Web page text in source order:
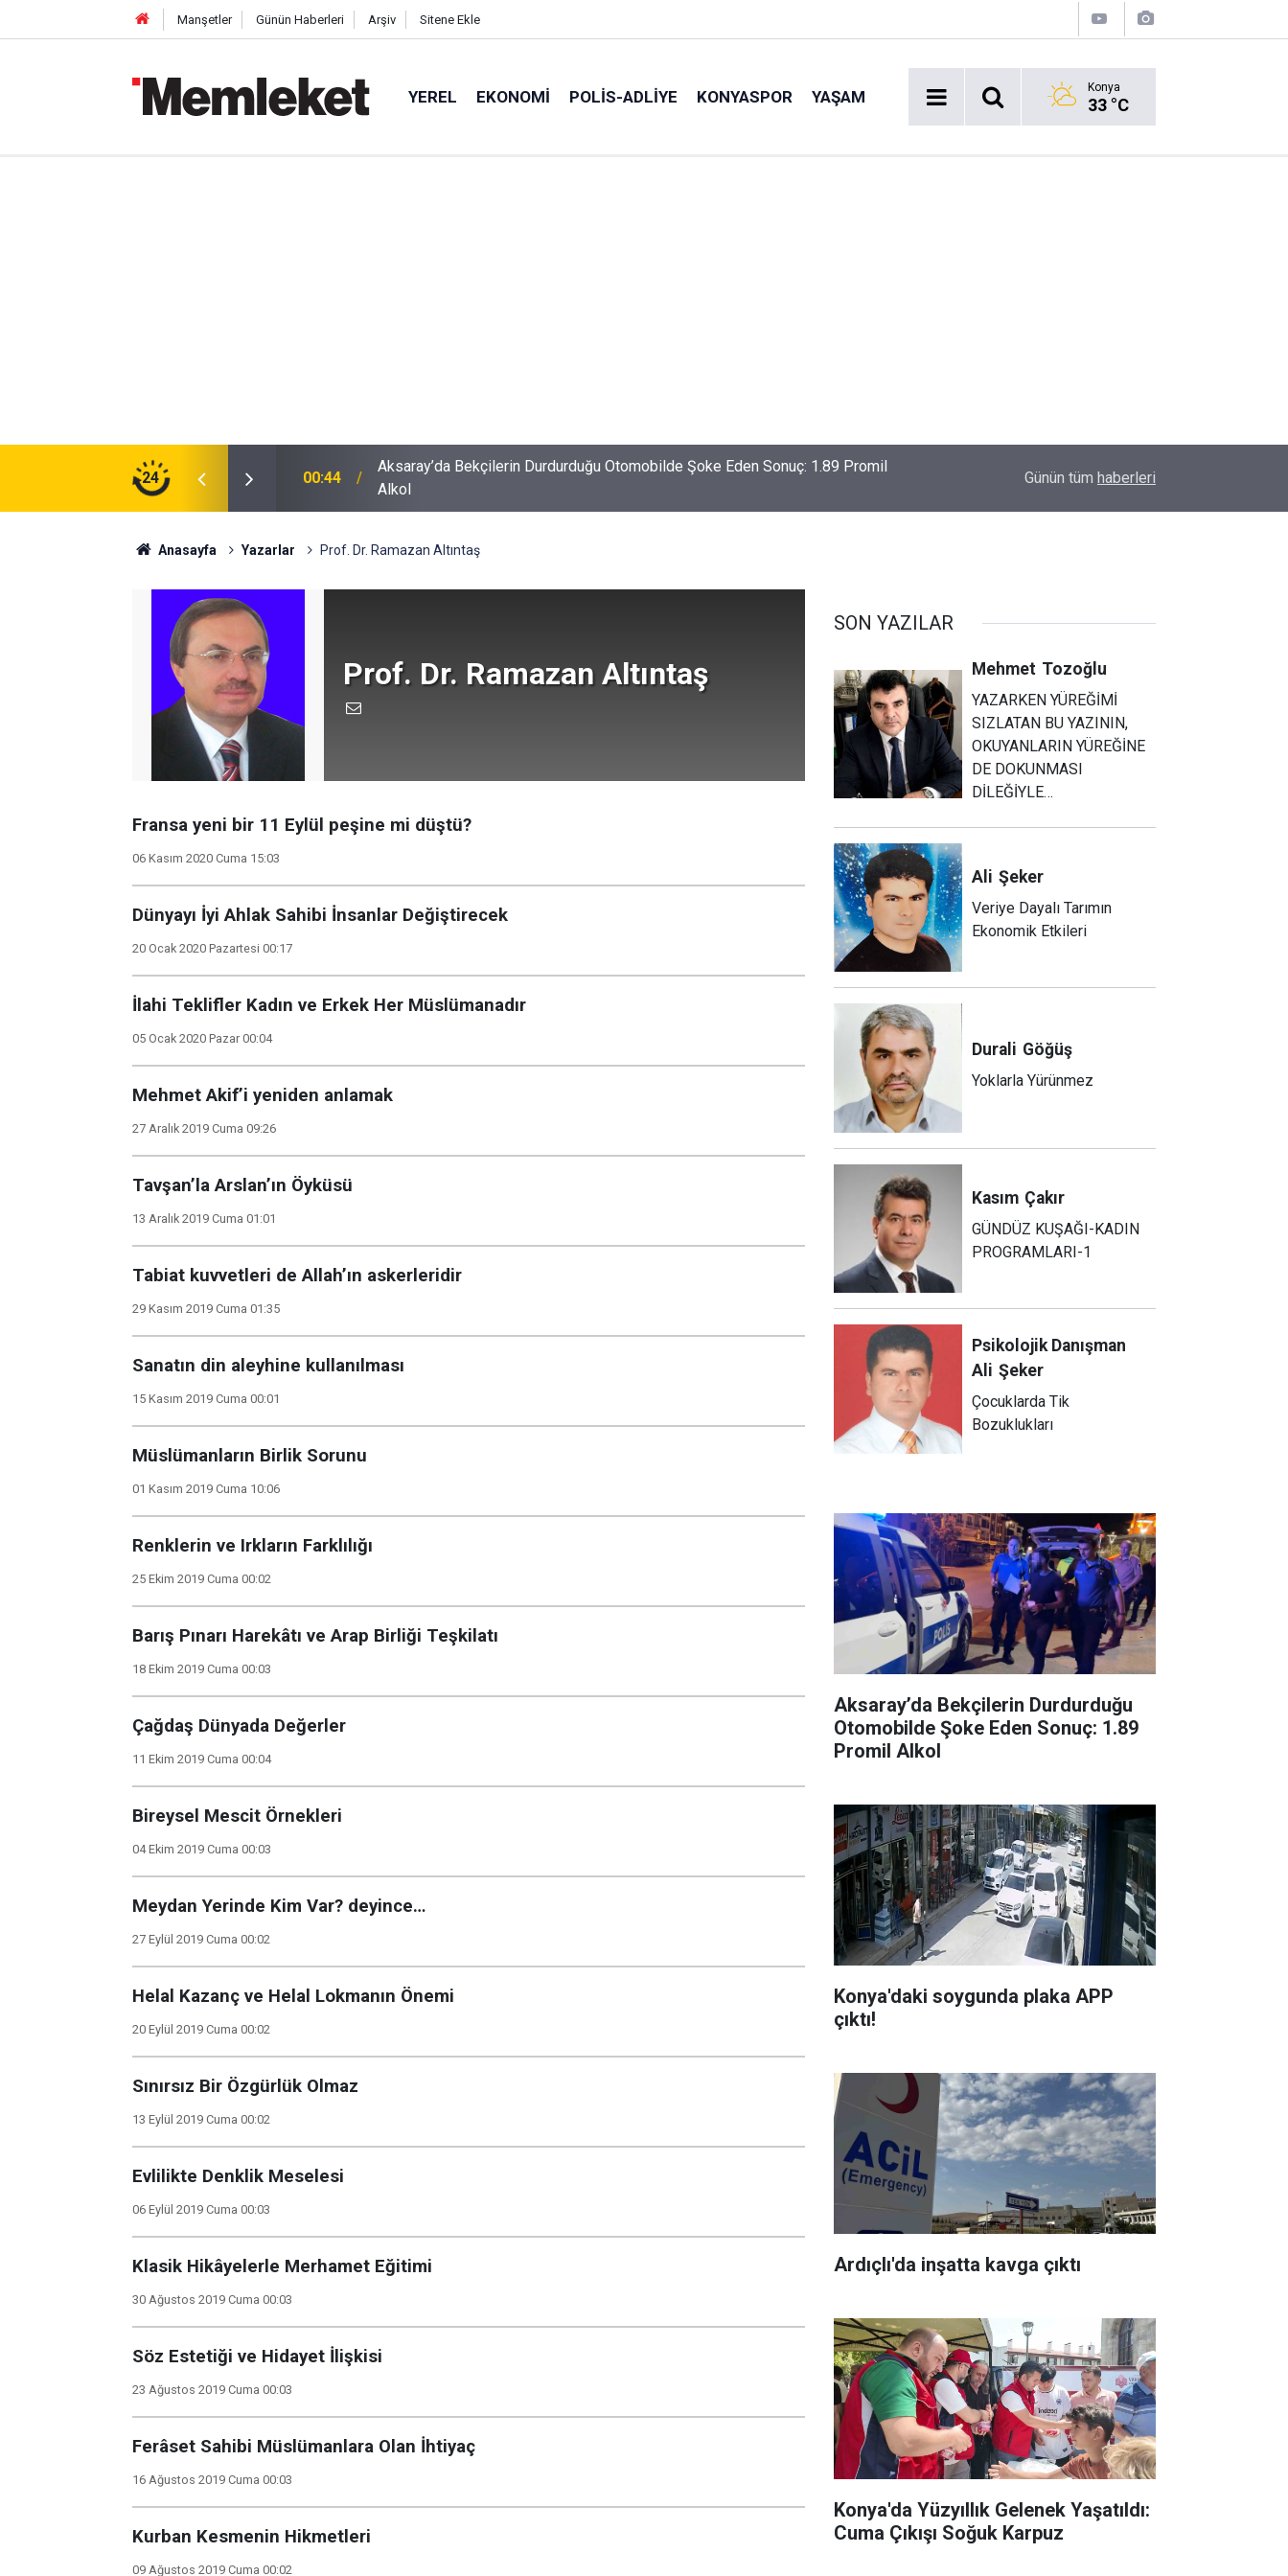
Manşetler Günün Haberleri Arşiv Sitene Ekle
YEREL EKONOMI POLİS-ADLİYE KONYASPOR YAŞAM Konya
33 °C
24
Aksaray’da Bekçilerin Durdurduğu Otomobilde Şoke Eden Sonuç: 1.89 Promil
Alkol
00:41 Polatlı-Haymana-Konya hattı bölünmüş yol oluyor Erkin Koray'ı bir tek onlar hatırladı
Günün tüm haberleri
Anasayfa Yazarlar Prof. Dr. Ramazan Altıntaş
Prof. Dr. Ramazan Altıntaş
Fransa yeni bir 11 Eylül peşine mi düştü?
06 Kasım 2020 Cuma 15:03
Dünyayı İyi Ahlak Sahibi İnsanlar Değiştirecek
20 Ocak 2020 Pazartesi 00:17
İlahi Teklifler Kadın ve Erkek Her Müslümanadır
05 Ocak 2020 Pazar 00:04
Mehmet Akif’i yeniden anlamak
27 Aralık 2019 Cuma 09:26
Tavşan’la Arslan’ın Öyküsü
13 Aralık 2019 Cuma 01:01
Tabiat kuvvetleri de Allah’ın askerleridir
29 Kasım 2019 Cuma 01:35
Sanatın din aleyhine kullanılması
15 Kasım 2019 Cuma 00:01
Müslümanların Birlik Sorunu
01 Kasım 2019 Cuma 10:06
Renklerin ve Irkların Farklılığı
25 Ekim 2019 Cuma 00:02
Barış Pınarı Harekâtı ve Arap Birliği Teşkilatı
18 Ekim 2019 Cuma 00:03
Çağdaş Dünyada Değerler
11 Ekim 2019 Cuma 00:04
Bireysel Mescit Örnekleri
04 Ekim 2019 Cuma 00:03
Meydan Yerinde Kim Var? deyince…
27 Eylül 2019 Cuma 00:02
Helal Kazanç ve Helal Lokmanın Önemi
20 Eylül 2019 Cuma 00:02
Sınırsız Bir Özgürlük Olmaz
13 Eylül 2019 Cuma 00:02
Evlilikte Denklik Meselesi
06 Eylül 2019 Cuma 00:03
Klasik Hikâyelerle Merhamet Eğitimi
30 Ağustos 2019 Cuma 00:03
Söz Estetiği ve Hidayet İlişkisi
23 Ağustos 2019 Cuma 00:03
Ferâset Sahibi Müslümanlara Olan İhtiyaç
16 Ağustos 2019 Cuma 00:03
Kurban Kesmenin Hikmetleri
09 Ağustos 2019 Cuma 00:02
SON YAZILAR
Mehmet Tozoğlu
YAZARKEN YÜREĞİMİ
SIZLATAN BU YAZININ,
OKUYANLARIN YÜREĞİNE
DE DOKUNMASI
DİLEĞİYLE…
Ali Şeker
Veriye Dayalı Tarımın
Ekonomik Etkileri
Durali Göğüş
Yoklarla Yürünmez
Kasım Çakır
GÜNDÜZ KUŞAĞI-KADIN
PROGRAMLARI-1
Psikolojik Danışman
Ali Şeker
Çocuklarda Tik
Bozuklukları
Aksaray’da Bekçilerin Durdurduğu
Otomobilde Şoke Eden Sonuç: 1.89
Promil Alkol
Konya'daki soygunda plaka APP
çıktı!
Ardıçlı'da inşatta kavga çıktı
Konya'da Yüzyıllık Gelenek Yaşatıldı:
Cuma Çıkışı Soğuk Karpuz